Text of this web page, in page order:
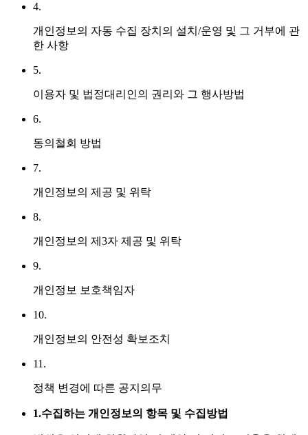
4.
개인정보의 자동 수집 장치의 설치/운영 및 그 거부에 관
한 사항
5.
이용자 및 법정대리인의 권리와 그 행사방법
6.
동의철회 방법
7.
개인정보의 제공 및 위탁
8.
개인정보의 제3자 제공 및 위탁
9.
개인정보 보호책임자
10.
개인정보의 안전성 확보조치
11.
정책 변경에 따른 공지의무
1.수집하는 개인정보의 항목 및 수집방법